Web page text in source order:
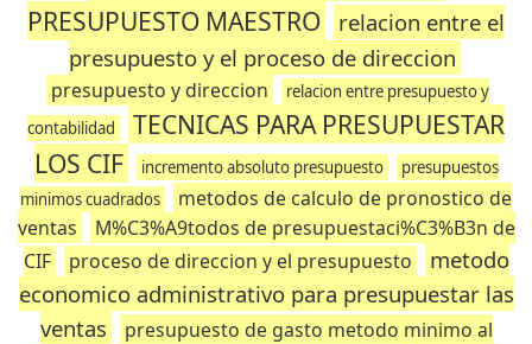
PRESUPUESTO MAESTRO
relacion entre el
presupuesto y el proceso de direccion
presupuesto y direccion
relacion entre presupuesto y
contabilidad
TECNICAS PARA PRESUPUESTAR
LOS CIF
incremento absoluto presupuesto
presupuestos
minimos cuadrados
metodos de calculo de pronostico de
ventas
M%C3%A9todos de presupuestaci%C3%B3n de
CIF
proceso de direccion y el presupuesto
metodo
economico administrativo para presupuestar las
ventas
presupuesto de gasto metodo minimo al